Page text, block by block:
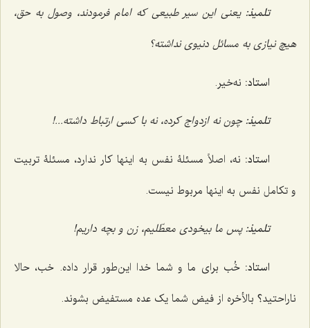
تلمیذ:یعنی این سیر طبیعی که امام فرمودند، وصول به حق،
هیچ نیازی به مسائل دنیوی نداشته؟
استاد: نه‌خیر.
تلمیذ:چون نه ازدواج کرده، نه با کسی ارتباط داشته...!
استاد: نه، اصلاً مسئلۀ نفس به اینها کار ندارد، مسئلۀ تربیت
و تکامل نفس به اینها مربوط نیست.
تلمیذ:پس ما بیخودی معطّلیم، زن و بچه داریم!
استاد: خُب برای ما و شما خدا این‌طور قرار داده. خب، حالا
ناراحتید؟ بالأخره از فیض شما یک عده مستفیض بشوند.